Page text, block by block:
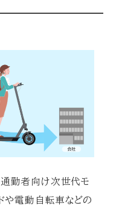
通勤者向け次世代モ
や電動自転車などの